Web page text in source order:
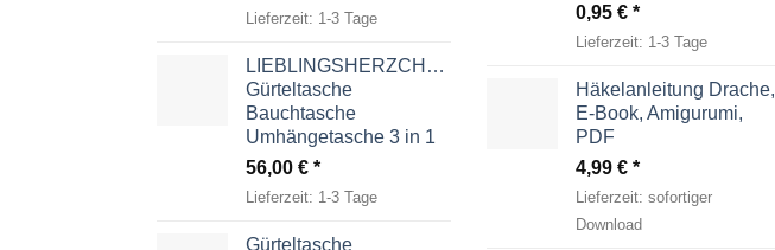
Lieferzeit: 1-3 Tage
LIEBLINGSHERZCHEN
Gürteltasche
Bauchtasche
Umhängetasche 3 in 1
56,00 €
Lieferzeit: 1-3 Tage
Gürteltasche
0,95 €
Lieferzeit: 1-3 Tage
Häkelanleitung Drache,
E-Book, Amigurumi,
PDF
4,99 €
Lieferzeit: sofortiger
Download